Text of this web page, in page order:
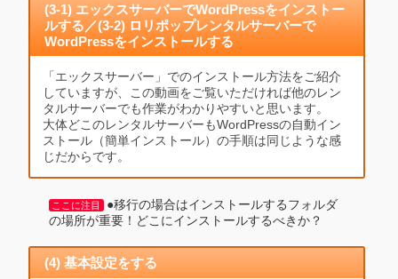
(3-1) エックスサーバーでWordPressをインストー
ルする／(3-2) ロリポップレンタルサーバーで
WordPressをインストールする
「エックスサーバー」でのインストール方法をご紹介
していますが、この動画をご覧いただければ他のレン
タルサーバーでも作業がわかりやすいと思います。
大体どこのレンタルサーバーもWordPressの自動イン
ストール（簡単インストール）の手順は同じような感
じだからです。
ここに注目
●移行の場合はインストールするフォルダ
の場所が重要！どこにインストールするべきか？
(4) 基本設定をする